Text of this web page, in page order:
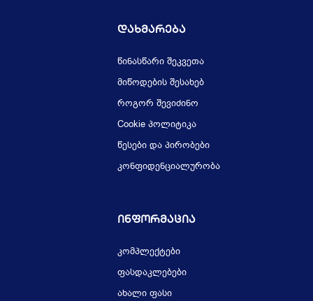
Დახმარება
წინასწარი შეკვეთა
მიწოდების შესახებ
როგორ შევიძინო
Cookie პოლიტიკა
წესები და პირობები
კონფიდენციალურობა
Ინფორმაცია
კომპლექტები
ფასდაკლებები
ახალი ფასი